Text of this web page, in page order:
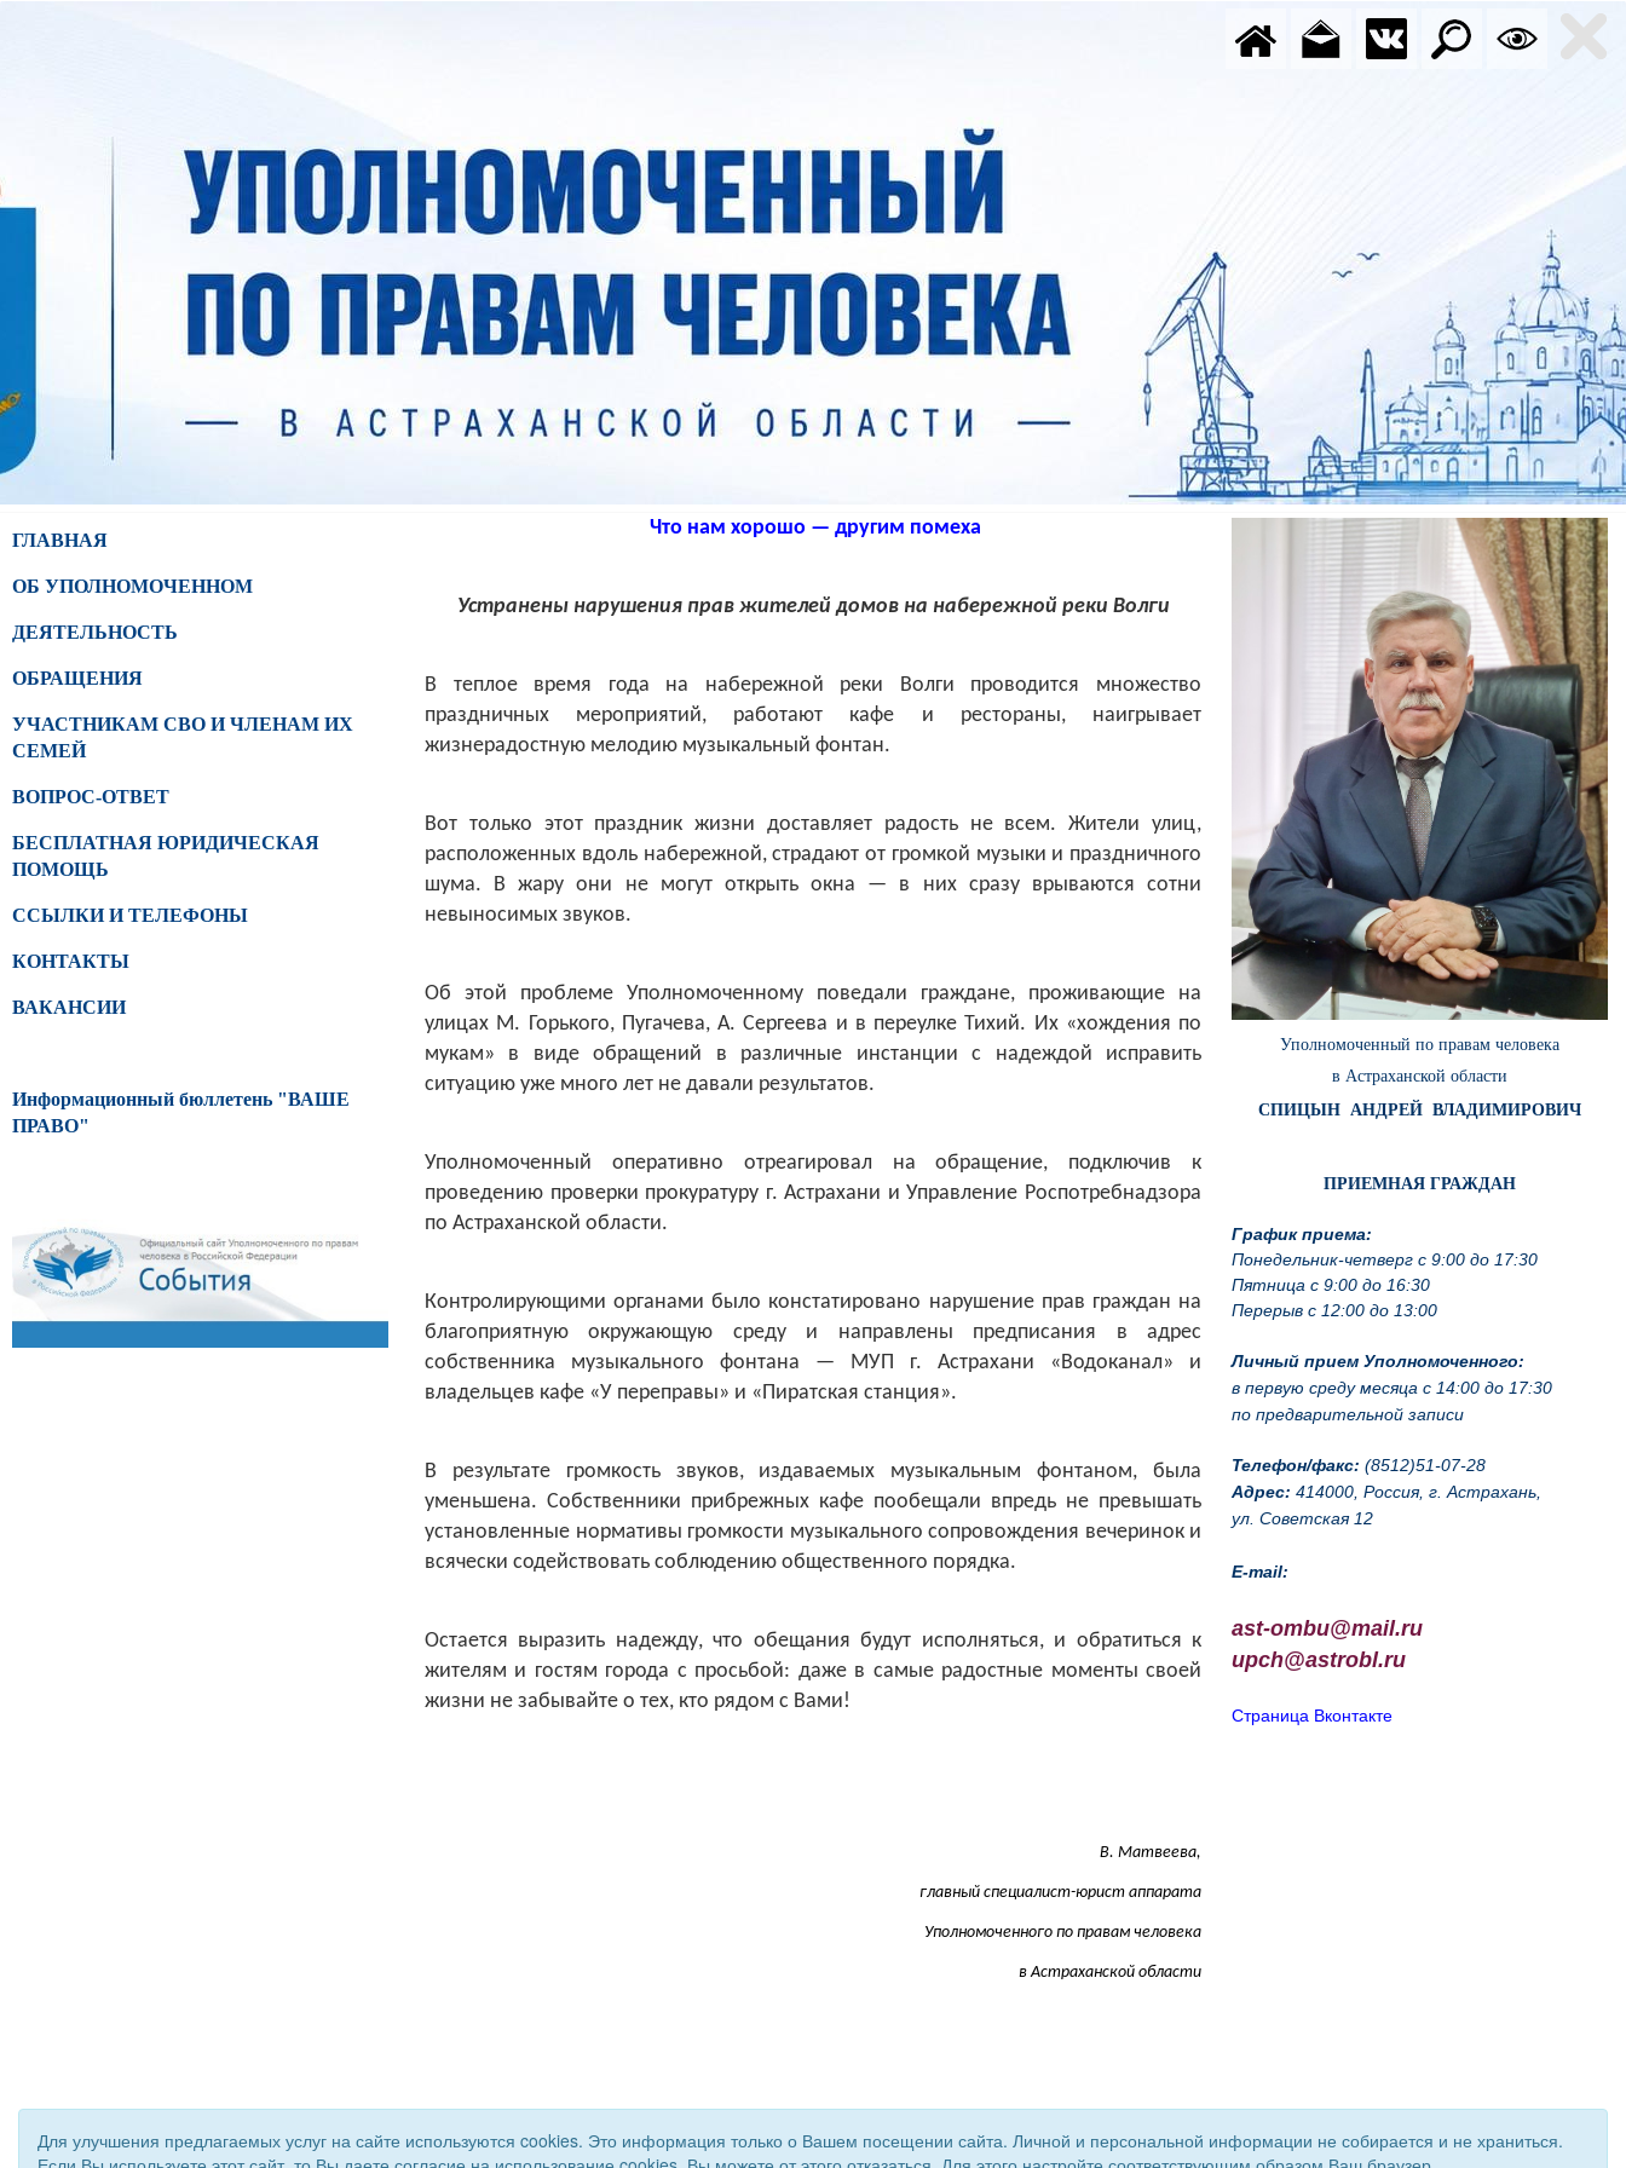
ГЛАВНАЯ
ОБ УПОЛНОМОЧЕННОМ
ДЕЯТЕЛЬНОСТЬ
ОБРАЩЕНИЯ
УЧАСТНИКАМ СВО И ЧЛЕНАМ ИХ
СЕМЕЙ
ВОПРОС-ОТВЕТ
БЕСПЛАТНАЯ ЮРИДИЧЕСКАЯ
ПОМОЩЬ
ССЫЛКИ И ТЕЛЕФОНЫ
КОНТАКТЫ
ВАКАНСИИ
Информационный бюллетень "ВАШЕ
ПРАВО"
Уполномоченный по правам человека
в Астраханской области
СПИЦЫН АНДРЕЙ ВЛАДИМИРОВИЧ
ПРИЕМНАЯ ГРАЖДАН
График приема:
Понедельник-четверг с 9:00 до 17:30
Пятница с 9:00 до 16:30
Перерыв с 12:00 до 13:00
Личный прием Уполномоченного:
в первую среду месяца с 14:00 до 17:30
по предварительной записи
Телефон/факс: (8512)51-07-28
Адрес: 414000, Россия, г. Астрахань,
ул. Советская 12
E-mail:
ast-ombu@mail.ru
upch@astrobl.ru
Страница Вконтакте
Что нам хорошо — другим помеха
Устранены нарушения прав жителей домов на набережной реки Волги
В теплое время года на набережной реки Волги проводится множество
праздничных мероприятий, работают кафе и рестораны, наигрывает
жизнерадостную мелодию музыкальный фонтан.
Вот только этот праздник жизни доставляет радость не всем. Жители улиц,
расположенных вдоль набережной, страдают от громкой музыки и праздничного
шума. В жару они не могут открыть окна — в них сразу врываются сотни
невыносимых звуков.
Об этой проблеме Уполномоченному поведали граждане, проживающие на
улицах М. Горького, Пугачева, А. Сергеева и в переулке Тихий. Их «хождения по
мукам» в виде обращений в различные инстанции с надеждой исправить
ситуацию уже много лет не давали результатов.
Уполномоченный оперативно отреагировал на обращение, подключив к
проведению проверки прокуратуру г. Астрахани и Управление Роспотребнадзора
по Астраханской области.
Контролирующими органами было констатировано нарушение прав граждан на
благоприятную окружающую среду и направлены предписания в адрес
собственника музыкального фонтана — МУП г. Астрахани «Водоканал» и
владельцев кафе «У переправы» и «Пиратская станция».
В результате громкость звуков, издаваемых музыкальным фонтаном, была
уменьшена. Собственники прибрежных кафе пообещали впредь не превышать
установленные нормативы громкости музыкального сопровождения вечеринок и
всячески содействовать соблюдению общественного порядка.
Остается выразить надежду, что обещания будут исполняться, и обратиться к
жителям и гостям города с просьбой: даже в самые радостные моменты своей
жизни не забывайте о тех, кто рядом с Вами!
В. Матвеева,
главный специалист-юрист аппарата
Уполномоченного по правам человека
в Астраханской области
Для улучшения предлагаемых услуг на сайте используются cookies. Это информация только о Вашем посещении сайта. Личной и персональной информации не собирается и не храниться.